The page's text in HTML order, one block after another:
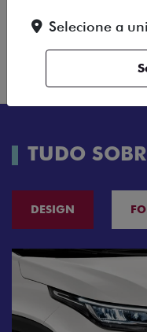
ENTRAR EM
CONTATO
TUDO
DESIGN
Selecione a